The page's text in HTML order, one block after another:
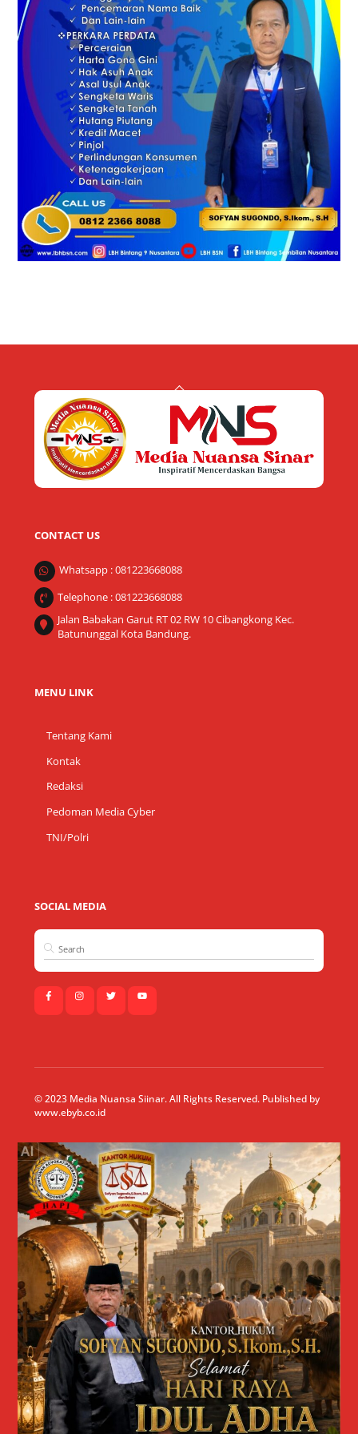
Back
Top
CONTACT US
Whatsapp : 081223668088
Telephone : 081223668088
Jalan Babakan Garut RT 02 RW 10 Cibangkong Kec.
Batununggal Kota Bandung.
MENU LINK
Tentang Kami
Kontak
Redaksi
Pedoman Media Cyber
TNI/Polri
SOCIAL MEDIA
© 2023 Media Nuansa Siinar. All Rights Reserved. Published by
www.ebyb.co.id